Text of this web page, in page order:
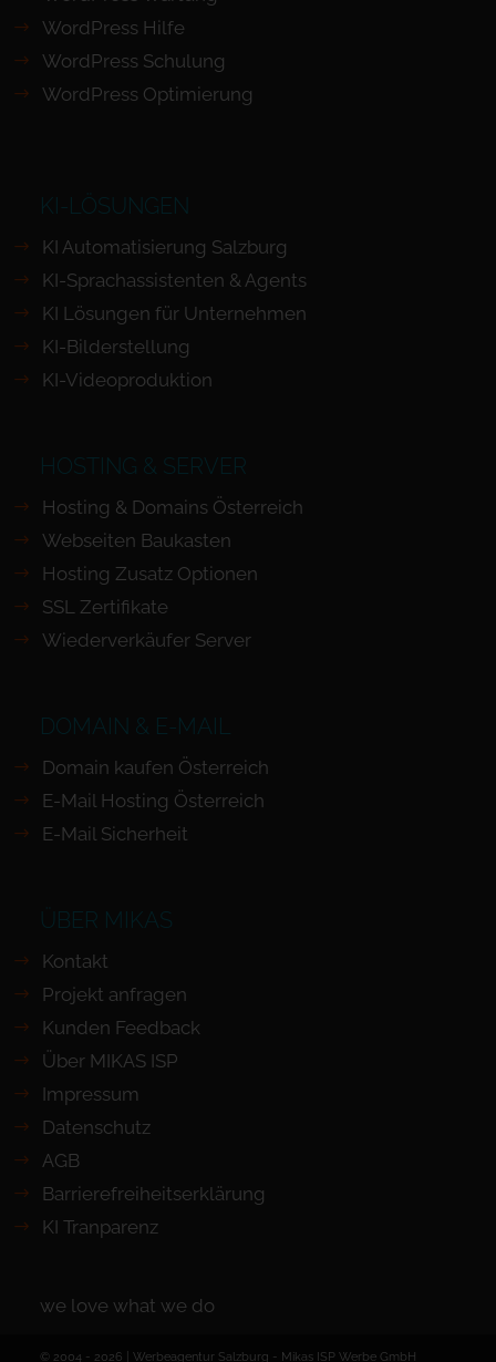
WordPress Hilfe
WordPress Schulung
WordPress Optimierung
KI-LÖSUNGEN
KI Automatisierung Salzburg
KI-Sprachassistenten & Agents
KI Lösungen für Unternehmen
KI-Bilderstellung
KI-Videoproduktion
HOSTING & SERVER
Hosting & Domains Österreich
Webseiten Baukasten
Hosting Zusatz Optionen
SSL Zertifikate
Wiederverkäufer Server
DOMAIN & E-MAIL
Domain kaufen Österreich
E-Mail Hosting Österreich
E-Mail Sicherheit
ÜBER MIKAS
Kontakt
Projekt anfragen
Kunden Feedback
Über MIKAS ISP
Impressum
Datenschutz
AGB
Barrierefreiheits­erklärung
KI Tranparenz
we love what we do
© 2004 - 2026 | Werbeagentur Salzburg - Mikas ISP Werbe GmbH